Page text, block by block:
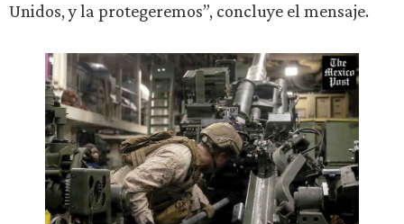
Unidos, y la protegeremos”, concluye el mensaje.